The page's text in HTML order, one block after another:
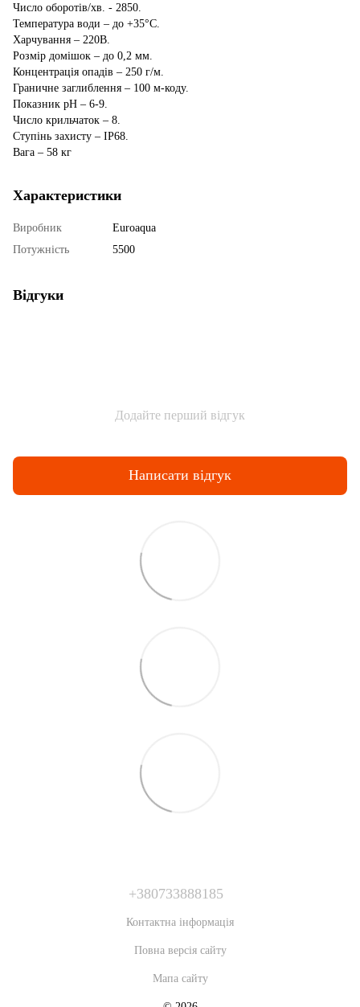
Число оборотів/хв. - 2850.
Температура води – до +35°C.
Харчування – 220В.
Розмір домішок – до 0,2 мм.
Концентрація опадів – 250 г/м.
Граничне заглиблення – 100 м-коду.
Показник рН – 6-9.
Число крильчаток – 8.
Ступінь захисту – IP68.
Вага – 58 кг
Характеристики
Виробник
Euroaqua
Потужність
5500
Відгуки
Додайте перший відгук
Написати відгук
+380733888185
Контактна інформація
Повна версія сайту
Мапа сайту